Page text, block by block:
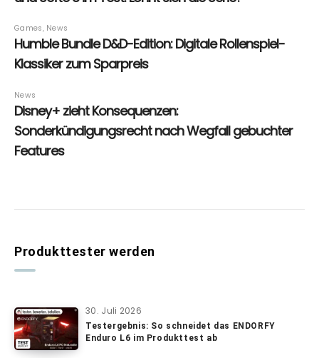
Produkttester werden
30. Juli 2026
Testergebnis: So schneidet das ENDORFY
Enduro L6 im Produkttest ab